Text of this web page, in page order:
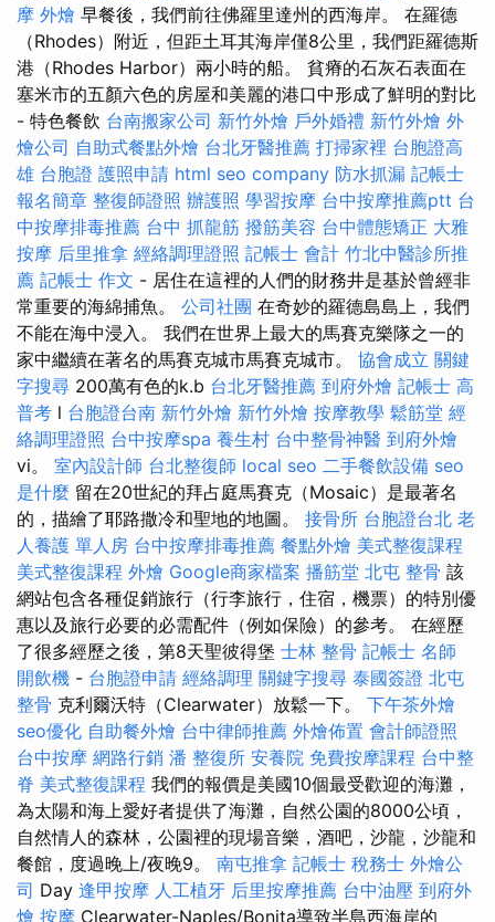
摩 外燴 早餐後，我們前往佛羅里達州的西海岸。 在羅德
（Rhodes）附近，但距土耳其海岸僅8公里，我們距羅德斯
港（Rhodes Harbor）兩小時的船。 貧瘠的石灰石表面在
塞米市的五顏六色的房屋和美麗的港口中形成了鮮明的對比
- 特色餐飲 台南搬家公司 新竹外燴 戶外婚禮 新竹外燴 外
燴公司 自助式餐點外燴 台北牙醫推薦 打掃家裡 台胞證高
雄 台胞證 護照申請 html seo company 防水抓漏 記帳士
報名簡章 整復師證照 辦護照 學習按摩 台中按摩推薦ptt 台
中按摩排毒推薦 台中 抓龍筋 撥筋美容 台中體態矯正 大雅
按摩 后里推拿 經絡調理證照 記帳士 會計 竹北中醫診所推
薦 記帳士 作文 - 居住在這裡的人們的財務井是基於曾經非
常重要的海綿捕魚。 公司社團 在奇妙的羅德島島上，我們
不能在海中浸入。 我們在世界上最大的馬賽克樂隊之一的
家中繼續在著名的馬賽克城市馬賽克城市。 協會成立 關鍵
字搜尋 200萬有色的k.b 台北牙醫推薦 到府外燴 記帳士 高
普考 l 台胞證台南 新竹外燴 新竹外燴 按摩教學 鬆筋堂 經
絡調理證照 台中按摩spa 養生村 台中整骨神醫 到府外燴
vi。 室內設計師 台北整復師 local seo 二手餐飲設備 seo
是什麼 留在20世紀的拜占庭馬賽克（Mosaic）是最著名
的，描繪了耶路撒冷和聖地的地圖。 接骨所 台胞證台北 老
人養護 單人房 台中按摩排毒推薦 餐點外燴 美式整復課程
美式整復課程 外燴 Google商家檔案 播筋堂 北屯 整骨 該
網站包含各種促銷旅行（行李旅行，住宿，機票）的特別優
惠以及旅行必要的必需配件（例如保險）的參考。 在經歷
了很多經歷之後，第8天聖彼得堡 士林 整骨 記帳士 名師
開飲機 - 台胞證申請 經絡調理 關鍵字搜尋 泰國簽證 北屯
整骨 克利爾沃特（Clearwater）放鬆一下。 下午茶外燴
seo優化 自助餐外燴 台中律師推薦 外燴佈置 會計師證照
台中按摩 網路行銷 潘 整復所 安養院 免費按摩課程 台中整
脊 美式整復課程 我們的報價是美國10個最受歡迎的海灘，
為太陽和海上愛好者提供了海灘，自然公園的8000公頃，
自然情人的森林，公園裡的現場音樂，酒吧，沙龍，沙龍和
餐館，度過晚上/夜晚9。 南屯推拿 記帳士 稅務士 外燴公
司 Day 逢甲按摩 人工植牙 后里按摩推薦 台中油壓 到府外
燴 按摩 Clearwater-Naples/Bonita導致半島西海岸的